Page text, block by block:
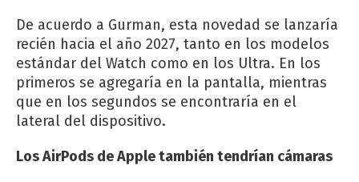
De acuerdo a Gurman, esta novedad se lanzaría
recién hacia el año 2027, tanto en los modelos
estándar del Watch como en los Ultra. En los
primeros se agregaría en la pantalla, mientras
que en los segundos se encontraría en el
lateral del dispositivo.
Los AirPods de Apple también tendrían cámaras